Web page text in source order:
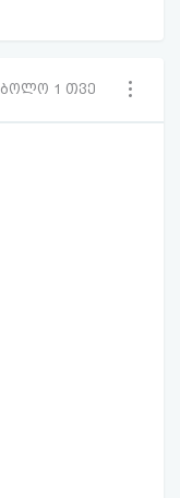
ბოლო 1 თვე